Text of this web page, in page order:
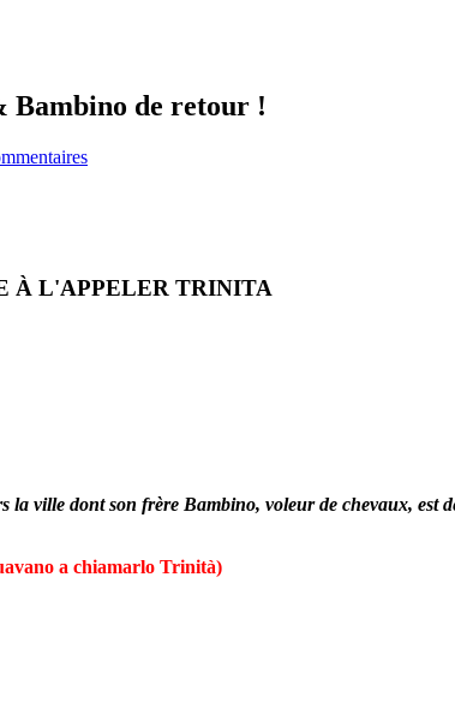
Bambino de retour !
À L'APPELER TRINITA
la ville dont son frère Bambino, voleur de chevaux, est
a chiamarlo Trinità)